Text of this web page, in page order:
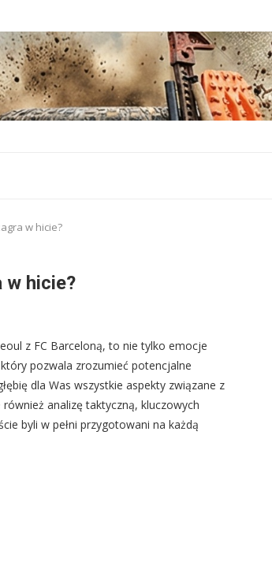
w hicie?
w hicie?
z FC Barceloną, to nie tylko emocje
pozwala zrozumieć potencjalne
dla Was wszystkie aspekty związane z
analizę taktyczną, kluczowych
byli w pełni przygotowani na każdą